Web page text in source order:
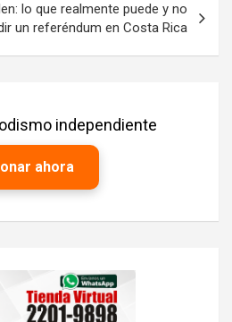
lo que realmente puede y no
un referéndum en Costa Rica
independiente
ahora